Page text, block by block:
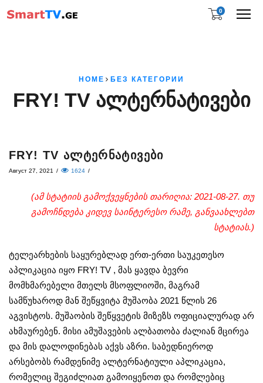
0
HOME БЕЗ КАТЕГОРИИ
FRY! TV ᲐᲚᲢᲔᲠᲜᲐᲢᲘᲕᲔᲑᲘ
FRY! TV ᲐᲚᲢᲔᲠᲜᲐᲢᲘᲕᲔᲑᲘ
Август 27, 2021 / 1624 /
(ამ სტატიის გამოქვეყნების თარიღია: 2021-08-27. თუ
გამოჩნდება კიდევ საინტერესო რამე, განვაახლებთ
სტატიას.)
ტელეარხების საყურებლად ერთ-ერთი საუკეთესო
აპლიკაცია იყო FRY! TV , მას ყავდა ბევრი
მომხმარებელი მთელს მსოფლიოში, მაგრამ
სამწუხაროდ მან შეწყვიტა მუშაობა 2021 წლის 26
აგვისტოს. მუშაობის შეწყვეტის მიზეზს ოფიციალურად არ
ახმაურებენ. მისი ამუშავების ალბათობა ძალიან მცირეა
და მის დალოდინებას აქვს აზრი. საბედნიეროდ
არსებობს რამდენიმე ალტერნატიული აპლიკაცია,
რომელიც შეგიძლიათ გამოიყენოთ და რომლებიც